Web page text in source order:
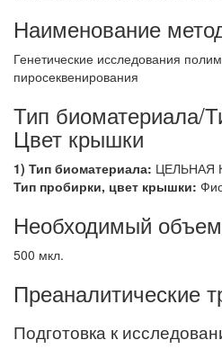
Наименование
Генетические исследования
пиросеквенирования
Тип биоматериала/
Цвет крышки
1) Тип биоматериала: ЦЕЛЬНАЯ
Тип пробирки, цвет крышки:
Необходимый
500 мкл.
Преаналитические
Подготовка к